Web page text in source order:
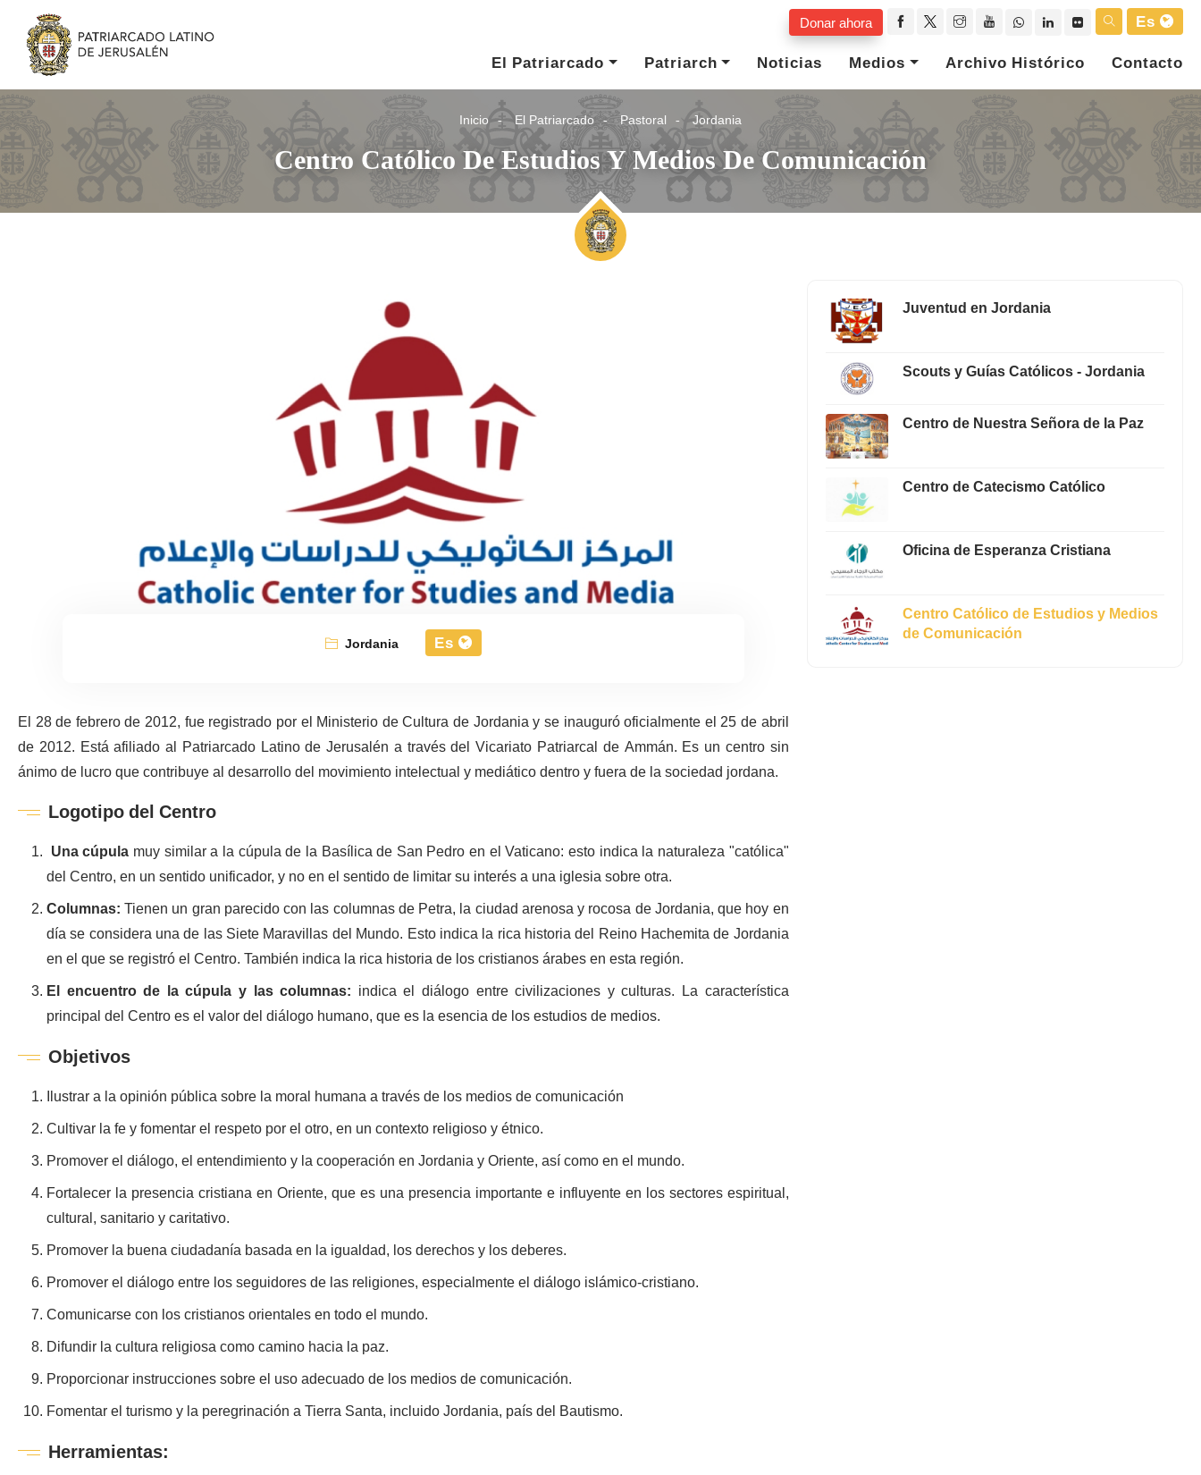
Donar ahora
Es
El Patriarcado
Patriarch Noticias Medios Archivo Histórico Contacto
Inicio El Patriarcado Pastoral Jordania
Centro Católico De Estudios Y Medios De Comunicación
Jordania Es
El 28 de febrero de 2012, fue registrado por el Ministerio de Cultura de Jordania y se inauguró oficialmente el 25 de abril
de 2012. Está afiliado al Patriarcado Latino de Jerusalén a través del Vicariato Patriarcal de Ammán. Es un centro sin
ánimo de lucro que contribuye al desarrollo del movimiento intelectual y mediático dentro y fuera de la sociedad jordana.
Logotipo del Centro
Una cúpulamuy similar a la cúpula de la Basílica de San Pedro en el Vaticano: esto indica la naturaleza "católica"
del Centro, en un sentido unificador, y no en el sentido de limitar su interés a una iglesia sobre otra.
Columnas:Tienen un gran parecido con las columnas de Petra, la ciudad arenosa y rocosa de Jordania, que hoy en
día se considera una de las Siete Maravillas del Mundo. Esto indica la rica historia del Reino Hachemita de Jordania
en el que se registró el Centro. También indica la rica historia de los cristianos árabes en esta región.
El encuentro de la cúpula y las columnas: indica el diálogo entre civilizaciones y culturas. La característica
principal del Centro es el valor del diálogo humano, que es la esencia de los estudios de medios.
Objetivos
Ilustrar a la opinión pública sobre la moral humana a través de los medios de comunicación
Cultivar la fe y fomentar el respeto por el otro, en un contexto religioso y étnico.
Promover el diálogo, el entendimiento y la cooperación en Jordania y Oriente, así como en el mundo.
Fortalecer la presencia cristiana en Oriente, que es una presencia importante e influyente en los sectores espiritual,
cultural, sanitario y caritativo.
Promover la buena ciudadanía basada en la igualdad, los derechos y los deberes.
Promover el diálogo entre los seguidores de las religiones, especialmente el diálogo islámico-cristiano.
Comunicarse con los cristianos orientales en todo el mundo.
Difundir la cultura religiosa como camino hacia la paz.
Proporcionar instrucciones sobre el uso adecuado de los medios de comunicación.
Fomentar el turismo y la peregrinación a Tierra Santa, incluido Jordania, país del Bautismo.
Herramientas:
Juventud en Jordania
Scouts y Guías Católicos - Jordania
Centro de Nuestra Señora de la Paz
Centro de Catecismo Católico
Oficina de Esperanza Cristiana
Centro Católico de Estudios y Medios
de Comunicación